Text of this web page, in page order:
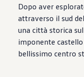
Dopo aver
attraverso il sud
una città storica
imponente castello
bellissimo centro